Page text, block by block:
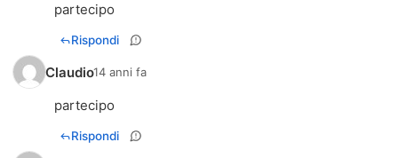
partecipo
Rispondi
Claudio14 anni fa
partecipo
Rispondi